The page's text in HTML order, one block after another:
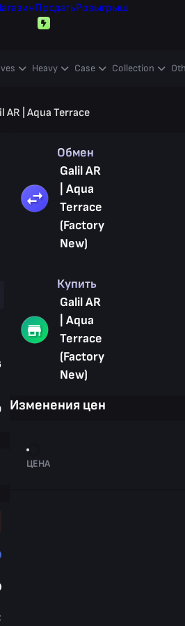
ПродатьРозыгрыш
Heavy Case Collection
AR | Aqua Terrace
Обмен
Galil AR
| Aqua
Terrace
(Factory
New)
Купить
Galil AR
| Aqua
Terrace
(Factory
New)
Изменения цен
ЦЕНА